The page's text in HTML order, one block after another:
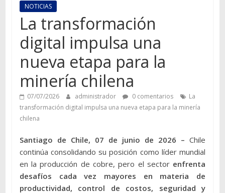
NOTICIAS
La transformación
digital impulsa una
nueva etapa para la
minería chilena
07/07/2026 administrador 0 comentarios
La
transformación digital impulsa una nueva etapa para la minería
chilena
Santiago de Chile, 07 de junio de 2026 –Chile
continúa consolidando su posición como líder mundial
en la producción de cobre, pero el sector enfrenta
desafíos cada vez mayores en materia de
productividad, control de costos, seguridad y